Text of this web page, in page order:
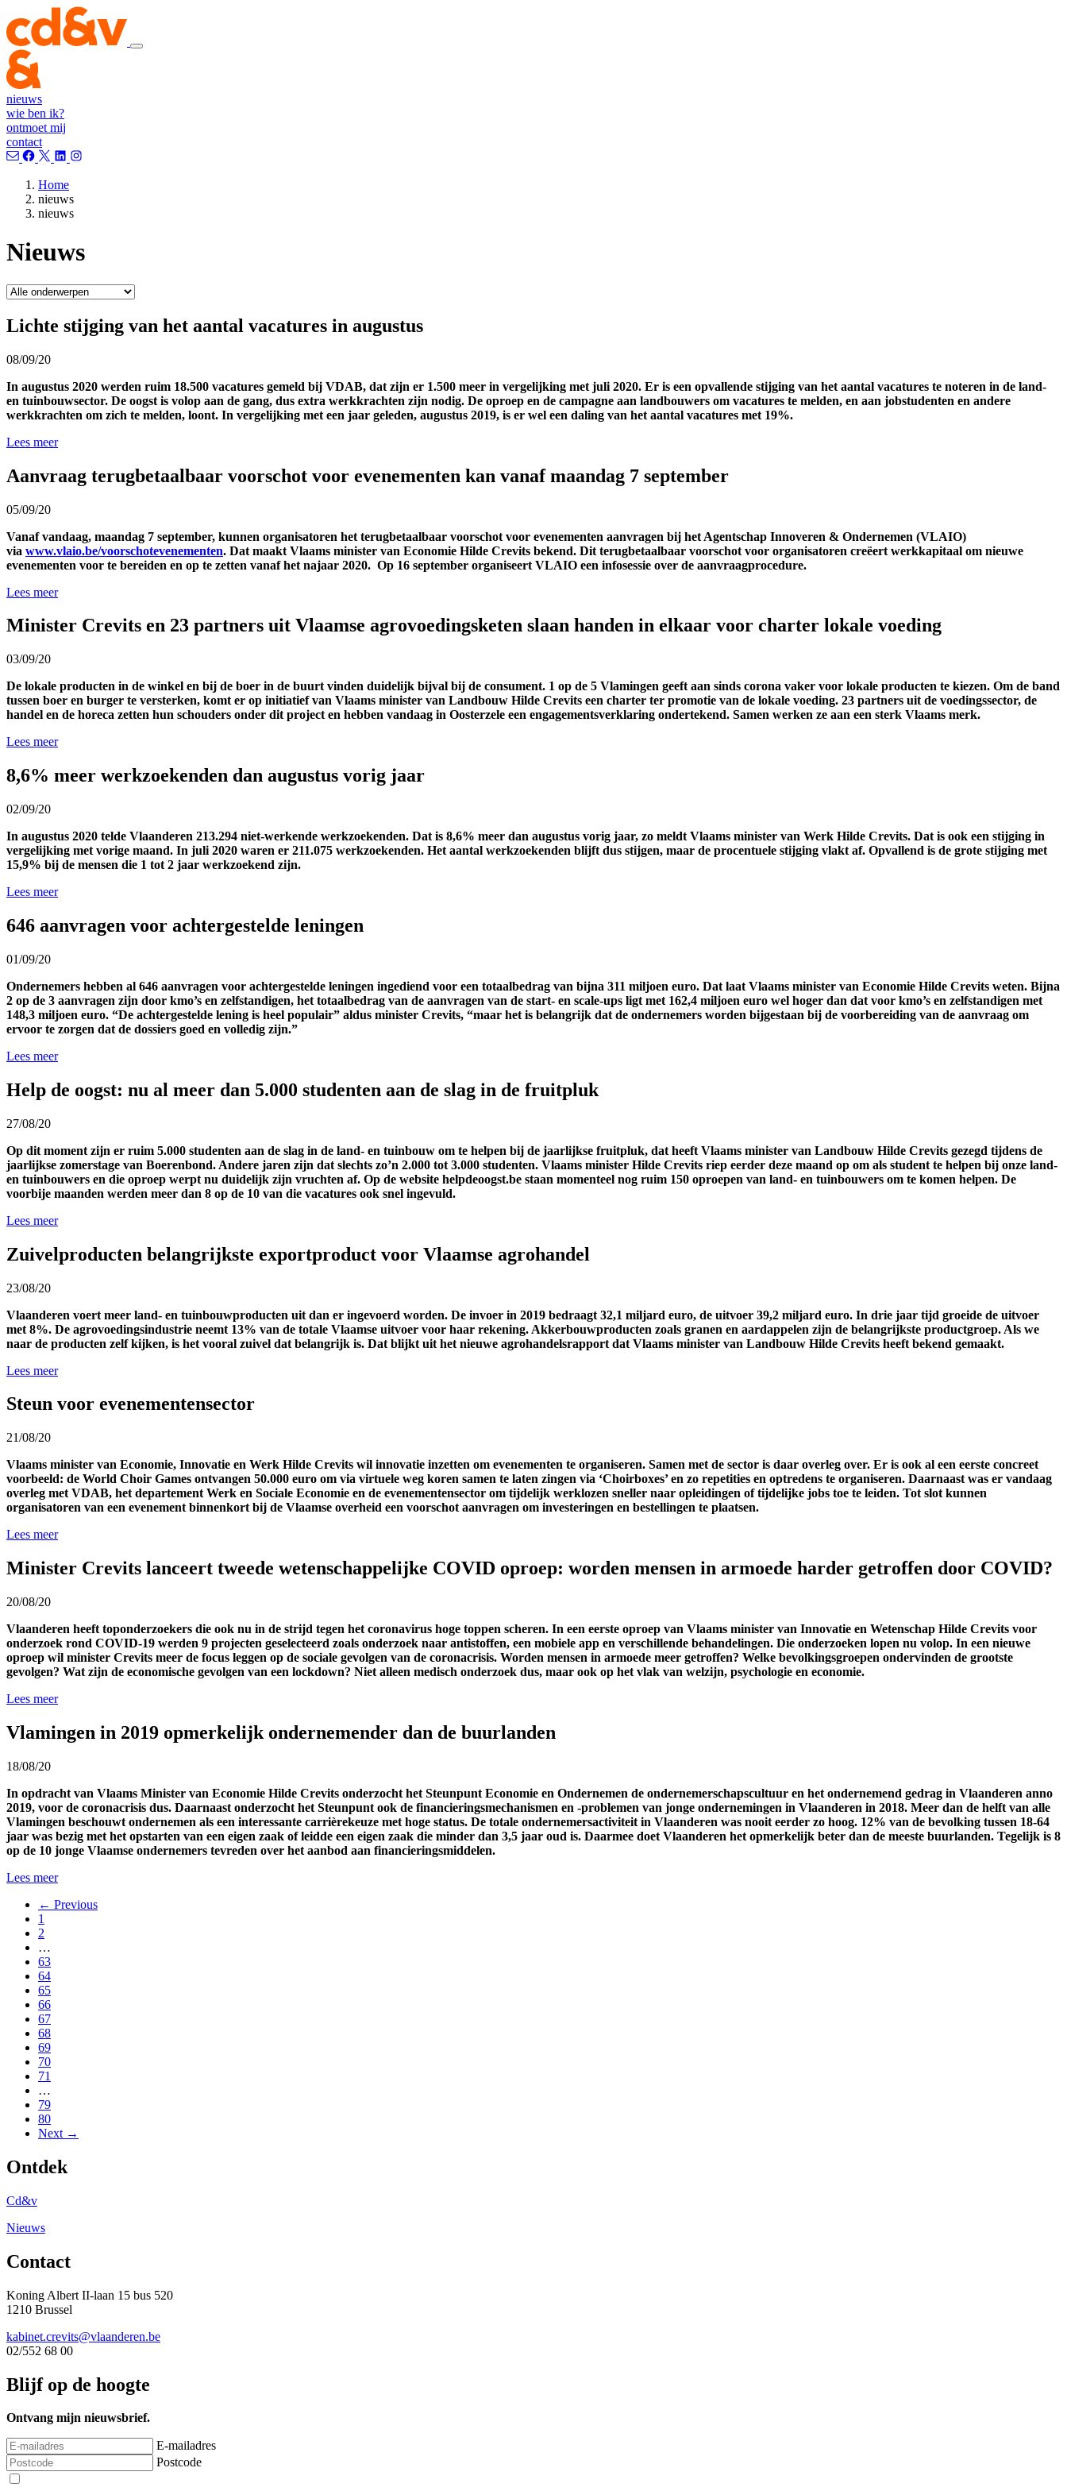
nieuws
wie ben ik?
ontmoet mij
contact
Home
nieuws
nieuws
Nieuws
Lichte stijging van het aantal vacatures in augustus
08/09/20
In augustus 2020 werden ruim 18.500 vacatures gemeld bij VDAB, dat zijn er 1.500 meer in vergelijking met juli 2020. Er is een opvallende stijging van het aantal vacatures te noteren in de land-
en tuinbouwsector. De oogst is volop aan de gang, dus extra werkkrachten zijn nodig. De oproep en de campagne aan landbouwers om vacatures te melden, en aan jobstudenten en andere
werkkrachten om zich te melden, loont. In vergelijking met een jaar geleden, augustus 2019, is er wel een daling van het aantal vacatures met 19%.
Lees meer
Aanvraag terugbetaalbaar voorschot voor evenementen kan vanaf maandag 7 september
05/09/20
Vanaf vandaag, maandag 7 september, kunnen organisatoren het terugbetaalbaar voorschot voor evenementen aanvragen bij het Agentschap Innoveren & Ondernemen (VLAIO)
via www.vlaio.be/voorschotevenementen. Dat maakt Vlaams minister van Economie Hilde Crevits bekend. Dit terugbetaalbaar voorschot voor organisatoren creëert werkkapitaal om nieuwe
evenementen voor te bereiden en op te zetten vanaf het najaar 2020. Op 16 september organiseert VLAIO een infosessie over de aanvraagprocedure.
Lees meer
Minister Crevits en 23 partners uit Vlaamse agrovoedingsketen slaan handen in elkaar voor charter lokale voeding
03/09/20
De lokale producten in de winkel en bij de boer in de buurt vinden duidelijk bijval bij de consument. 1 op de 5 Vlamingen geeft aan sinds corona vaker voor lokale producten te kiezen. Om de band
tussen boer en burger te versterken, komt er op initiatief van Vlaams minister van Landbouw Hilde Crevits een charter ter promotie van de lokale voeding. 23 partners uit de voedingssector, de
handel en de horeca zetten hun schouders onder dit project en hebben vandaag in Oosterzele een engagementsverklaring ondertekend. Samen werken ze aan een sterk Vlaams merk.
Lees meer
8,6% meer werkzoekenden dan augustus vorig jaar
02/09/20
In augustus 2020 telde Vlaanderen 213.294 niet-werkende werkzoekenden. Dat is 8,6% meer dan augustus vorig jaar, zo meldt Vlaams minister van Werk Hilde Crevits. Dat is ook een stijging in
vergelijking met vorige maand. In juli 2020 waren er 211.075 werkzoekenden. Het aantal werkzoekenden blijft dus stijgen, maar de procentuele stijging vlakt af. Opvallend is de grote stijging met
15,9% bij de mensen die 1 tot 2 jaar werkzoekend zijn.
Lees meer
646 aanvragen voor achtergestelde leningen
01/09/20
Ondernemers hebben al 646 aanvragen voor achtergestelde leningen ingediend voor een totaalbedrag van bijna 311 miljoen euro. Dat laat Vlaams minister van Economie Hilde Crevits weten. Bijna
2 op de 3 aanvragen zijn door kmo’s en zelfstandigen, het totaalbedrag van de aanvragen van de start- en scale-ups ligt met 162,4 miljoen euro wel hoger dan dat voor kmo’s en zelfstandigen met
148,3 miljoen euro. “De achtergestelde lening is heel populair” aldus minister Crevits, “maar het is belangrijk dat de ondernemers worden bijgestaan bij de voorbereiding van de aanvraag om
ervoor te zorgen dat de dossiers goed en volledig zijn.”
Lees meer
Help de oogst: nu al meer dan 5.000 studenten aan de slag in de fruitpluk
27/08/20
Op dit moment zijn er ruim 5.000 studenten aan de slag in de land- en tuinbouw om te helpen bij de jaarlijkse fruitpluk, dat heeft Vlaams minister van Landbouw Hilde Crevits gezegd tijdens de
jaarlijkse zomerstage van Boerenbond. Andere jaren zijn dat slechts zo’n 2.000 tot 3.000 studenten. Vlaams minister Hilde Crevits riep eerder deze maand op om als student te helpen bij onze land-
en tuinbouwers en die oproep werpt nu duidelijk zijn vruchten af. Op de website helpdeoogst.be staan momenteel nog ruim 150 oproepen van land- en tuinbouwers om te komen helpen. De
voorbije maanden werden meer dan 8 op de 10 van die vacatures ook snel ingevuld.
Lees meer
Zuivelproducten belangrijkste exportproduct voor Vlaamse agrohandel
23/08/20
Vlaanderen voert meer land- en tuinbouwproducten uit dan er ingevoerd worden. De invoer in 2019 bedraagt 32,1 miljard euro, de uitvoer 39,2 miljard euro. In drie jaar tijd groeide de uitvoer
met 8%. De agrovoedingsindustrie neemt 13% van de totale Vlaamse uitvoer voor haar rekening. Akkerbouwproducten zoals granen en aardappelen zijn de belangrijkste productgroep. Als we
naar de producten zelf kijken, is het vooral zuivel dat belangrijk is. Dat blijkt uit het nieuwe agrohandelsrapport dat Vlaams minister van Landbouw Hilde Crevits heeft bekend gemaakt.
Lees meer
Steun voor evenementensector
21/08/20
Vlaams minister van Economie, Innovatie en Werk Hilde Crevits wil innovatie inzetten om evenementen te organiseren. Samen met de sector is daar overleg over. Er is ook al een eerste concreet
voorbeeld: de World Choir Games ontvangen 50.000 euro om via virtuele weg koren samen te laten zingen via ‘Choirboxes’ en zo repetities en optredens te organiseren. Daarnaast was er vandaag
overleg met VDAB, het departement Werk en Sociale Economie en de evenementensector om tijdelijk werklozen sneller naar opleidingen of tijdelijke jobs toe te leiden. Tot slot kunnen
organisatoren van een evenement binnenkort bij de Vlaamse overheid een voorschot aanvragen om investeringen en bestellingen te plaatsen.
Lees meer
Minister Crevits lanceert tweede wetenschappelijke COVID oproep: worden mensen in armoede harder getroffen door COVID?
20/08/20
Vlaanderen heeft toponderzoekers die ook nu in de strijd tegen het coronavirus hoge toppen scheren. In een eerste oproep van Vlaams minister van Innovatie en Wetenschap Hilde Crevits voor
onderzoek rond COVID-19 werden 9 projecten geselecteerd zoals onderzoek naar antistoffen, een mobiele app en verschillende behandelingen. Die onderzoeken lopen nu volop. In een nieuwe
oproep wil minister Crevits meer de focus leggen op de sociale gevolgen van de coronacrisis. Worden mensen in armoede meer getroffen? Welke bevolkingsgroepen ondervinden de grootste
gevolgen? Wat zijn de economische gevolgen van een lockdown? Niet alleen medisch onderzoek dus, maar ook op het vlak van welzijn, psychologie en economie.
Lees meer
Vlamingen in 2019 opmerkelijk ondernemender dan de buurlanden
18/08/20
In opdracht van Vlaams Minister van Economie Hilde Crevits onderzocht het Steunpunt Economie en Ondernemen de ondernemerschapscultuur en het ondernemend gedrag in Vlaanderen anno
2019, voor de coronacrisis dus. Daarnaast onderzocht het Steunpunt ook de financieringsmechanismen en -problemen van jonge ondernemingen in Vlaanderen in 2018. Meer dan de helft van alle
Vlamingen beschouwt ondernemen als een interessante carrièrekeuze met hoge status. De totale ondernemersactiviteit in Vlaanderen was nooit eerder zo hoog. 12% van de bevolking tussen 18-64
jaar was bezig met het opstarten van een eigen zaak of leidde een eigen zaak die minder dan 3,5 jaar oud is. Daarmee doet Vlaanderen het opmerkelijk beter dan de meeste buurlanden. Tegelijk is 8
op de 10 jonge Vlaamse ondernemers tevreden over het aanbod aan financieringsmiddelen.
Lees meer
← Previous
1
2
…
63
64
65
66
67
68
69
70
71
…
79
80
Next →
Ontdek
Cd&v
Nieuws
Contact
Koning Albert II-laan 15 bus 520
1210 Brussel
kabinet.crevits@vlaanderen.be
02/552 68 00
Blijf op de hoogte
Ontvang mijn nieuwsbrief.
E-mailadres
Postcode